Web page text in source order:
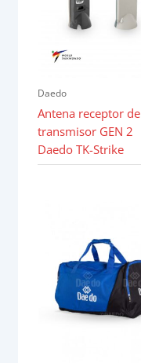
Daedo
Antena receptor de
transmisor GEN 2
Daedo TK-Strike